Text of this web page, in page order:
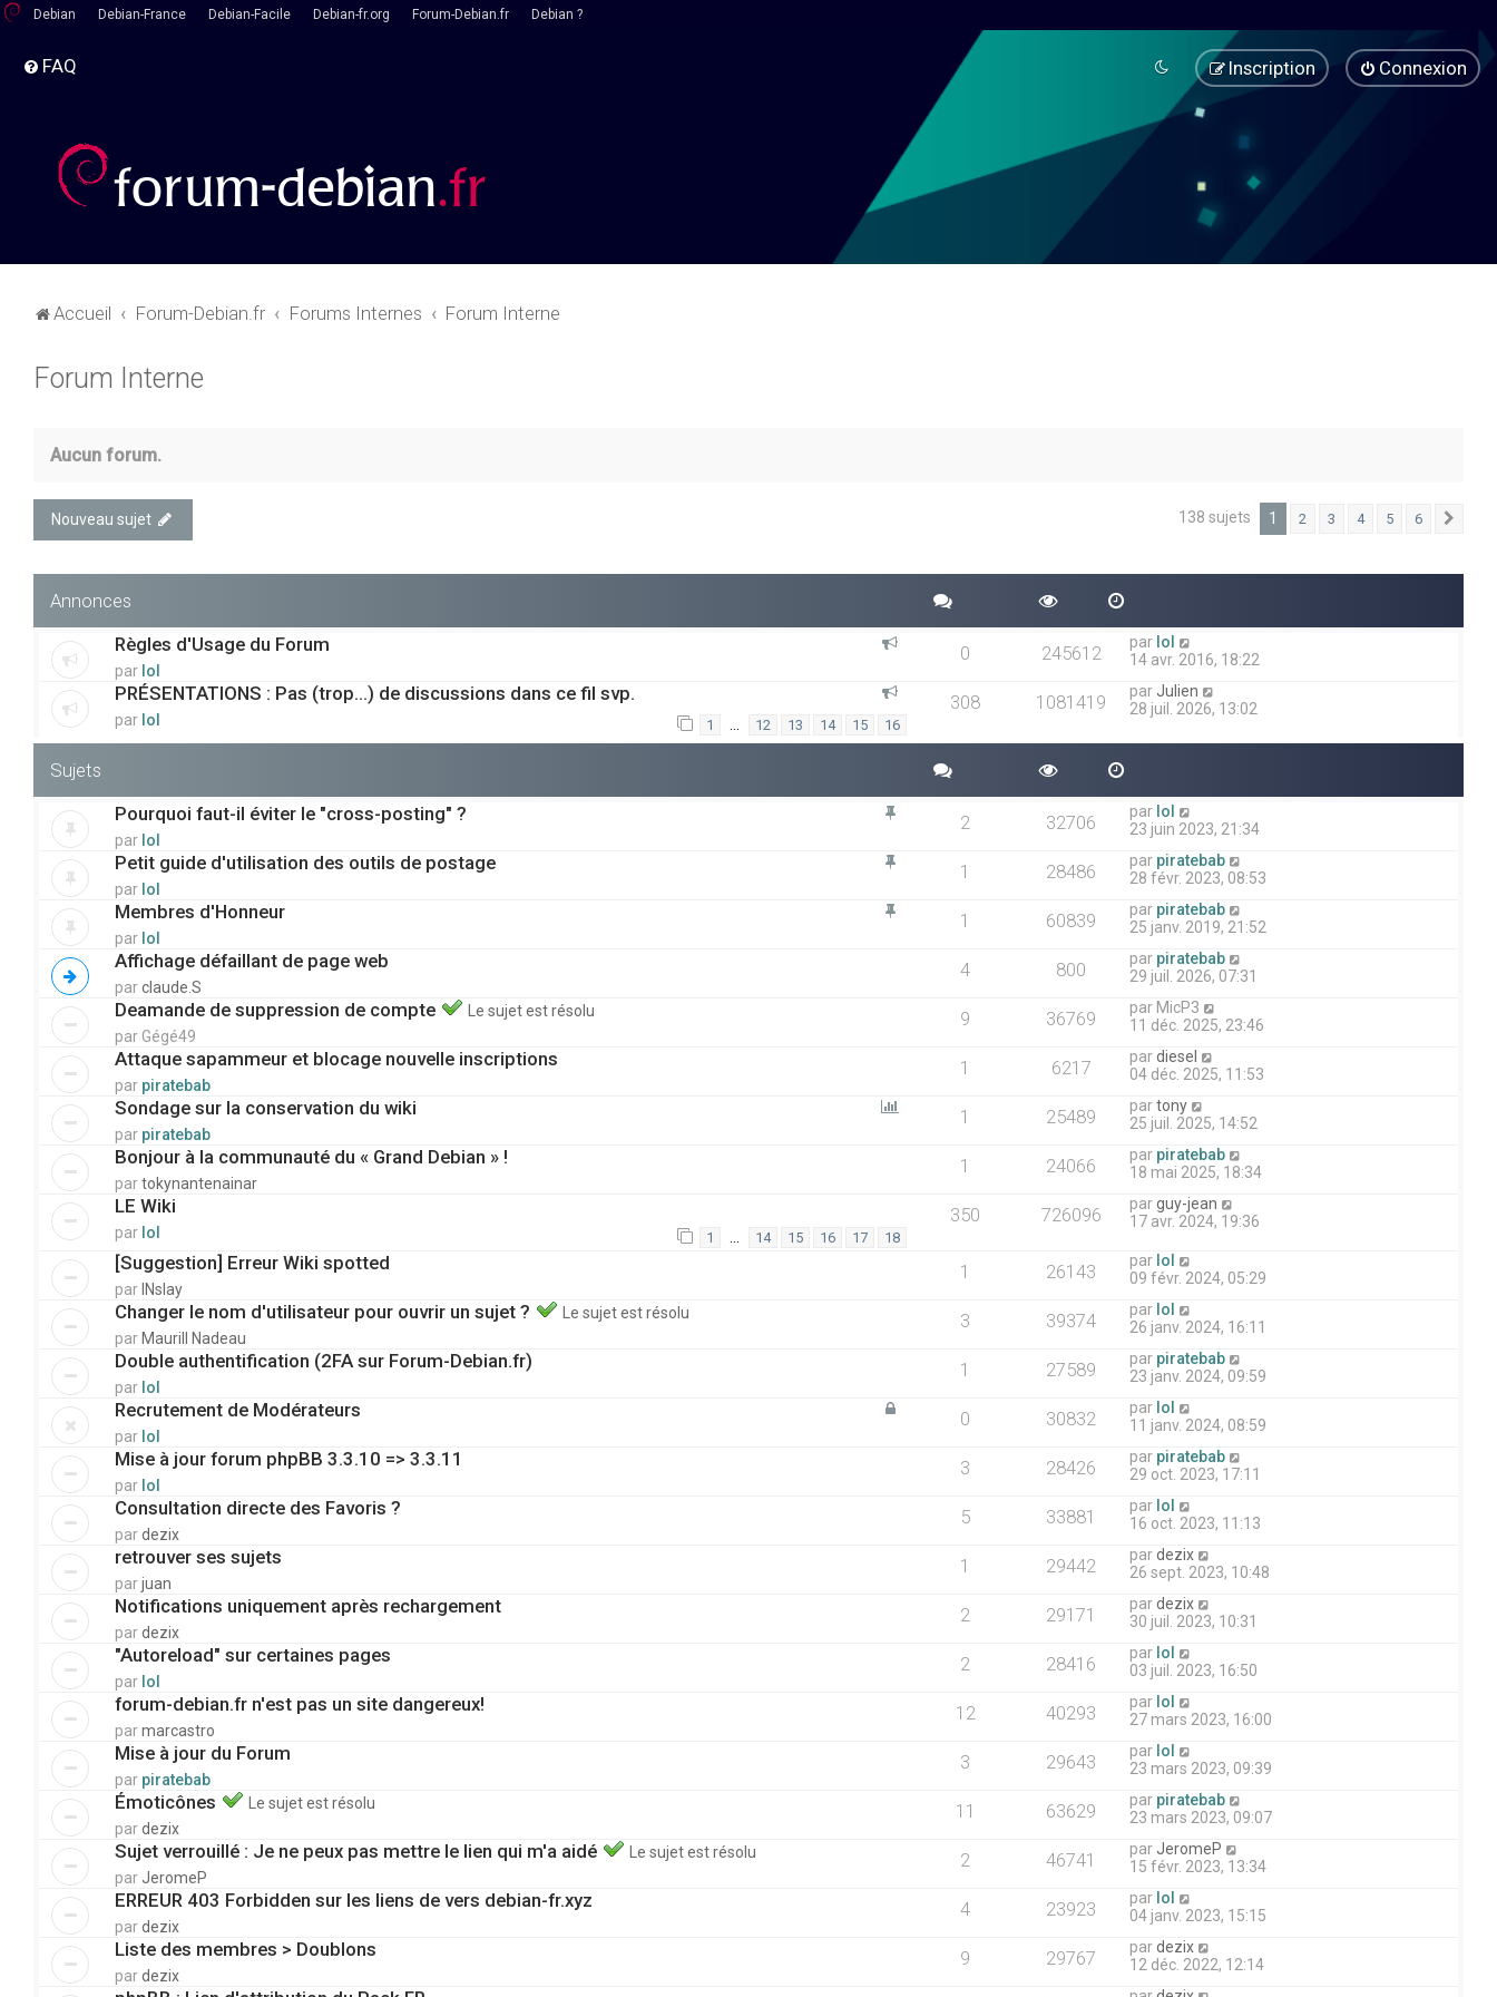
Debian Debian-France Debian-Facile Debian-fr.org Forum-Debian.fr Debian ?
FAQ Connexion
Inscription
Accueil Forum-Debian.fr Forums Internes Forum Interne
Forum Interne
Aucun forum.
Nouveau sujet 138 sujets 1 2 3 4 5 6
Annonces
Règles d'Usage du Forum
par lol
0 245612 par lol
14 avr. 2016, 18:22
PRÉSENTATIONS : Pas (trop...) de discussions dans ce fil svp.
par lol 1 … 12 13 14 15 16
308 1081419 par Julien
28 juil. 2026, 13:02
Sujets
Pourquoi faut-il éviter le "cross-posting" ?
par lol
2 32706 par lol
23 juin 2023, 21:34
Petit guide d'utilisation des outils de postage
par lol
1 28486 par piratebab
28 févr. 2023, 08:53
Membres d'Honneur
par lol
1 60839 par piratebab
25 janv. 2019, 21:52
Affichage défaillant de page web
parclaude.S
4 800 par piratebab
29 juil. 2026, 07:31
Deamande de suppression de compte
Le sujet est résolu
par Gégé49
9 36769 par MicP3
11 déc. 2025, 23:46
Attaque sapammeur et blocage nouvelle inscriptions
par piratebab
1 6217 pardiesel
04 déc. 2025, 11:53
Sondage sur la conservation du wiki
par piratebab
1 25489 partony
25 juil. 2025, 14:52
Bonjour à la communauté du « Grand Debian » !
partokynantenainar
1 24066 par piratebab
18 mai 2025, 18:34
LE Wiki
par lol 1 … 14 15 16 17 18
350 726096 parguy-jean
17 avr. 2024, 19:36
[Suggestion] Erreur Wiki spotted
par INslay
1 26143 par lol
09 févr. 2024, 05:29
Changer le nom d'utilisateur pour ouvrir un sujet ?
Le sujet est résolu
par Maurill Nadeau
3 39374 par lol
26 janv. 2024, 16:11
Double authentification (2FA sur Forum-Debian.fr)
par lol
1 27589 par piratebab
23 janv. 2024, 09:59
Recrutement de Modérateurs
par lol
0 30832 par lol
11 janv. 2024, 08:59
Mise à jour forum phpBB 3.3.10 => 3.3.11
par lol
3 28426 par piratebab
29 oct. 2023, 17:11
Consultation directe des Favoris ?
pardezix
5 33881 par lol
16 oct. 2023, 11:13
retrouver ses sujets
parjuan
1 29442 pardezix
26 sept. 2023, 10:48
Notifications uniquement après rechargement
pardezix
2 29171 pardezix
30 juil. 2023, 10:31
"Autoreload" sur certaines pages
par lol
2 28416 par lol
03 juil. 2023, 16:50
forum-debian.fr n'est pas un site dangereux!
parmarcastro
12 40293 par lol
27 mars 2023, 16:00
Mise à jour du Forum
par piratebab
3 29643 par lol
23 mars 2023, 09:39
Émoticônes
Le sujet est résolu
pardezix
11 63629 par piratebab
23 mars 2023, 09:07
Sujet verrouillé : Je ne peux pas mettre le lien qui m'a aidé
Le sujet est résolu
par JeromeP
2 46741 par JeromeP
15 févr. 2023, 13:34
ERREUR 403 Forbidden sur les liens de vers debian-fr.xyz
pardezix
4 23923 par lol
04 janv. 2023, 15:15
Liste des membres > Doublons
pardezix
9 29767 pardezix
12 déc. 2022, 12:14